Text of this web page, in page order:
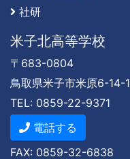
社研
米子北高等学校
〒683-0804
鳥取県米子市米原6-14-1
TEL: 0859-22-9371
電話する
FAX: 0859-32-6838